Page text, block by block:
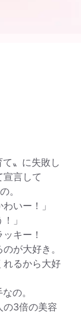
〟に失敗し
言して
。
いー！」
」
キー！
が大好き。
れるから大好
の。
の3倍の美容